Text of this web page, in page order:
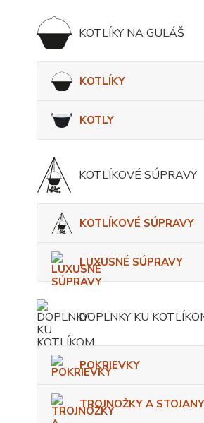
KOTLÍKY NA GULÁŠ
KOTLÍKY
KOTLY
KOTLÍKOVÉ SÚPRAVY
KOTLÍKOVÉ SÚPRAVY
LUXUSNÉ SÚPRAVY
DOPLNKY KU
POKRIEVKY
TROJNOŽKY A STOJANY